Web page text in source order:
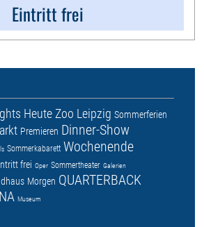
Eintritt frei
Heute Zoo Leipzig Sommerferien
Premieren Dinner-Show
Sommerkabarett Wochenende
frei Oper Sommertheater Galerien
Morgen QUARTERBACK
Museum